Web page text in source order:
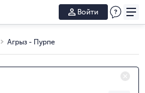
Войти
Агрыз - Пурпе